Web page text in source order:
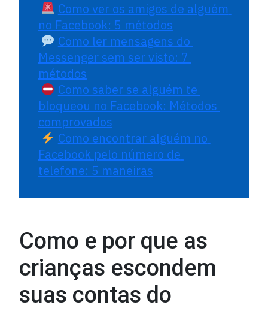
Como ver os amigos de alguém
no Facebook: 5 métodos
Como ler mensagens do
Messenger sem ser visto: 7
métodos
Como saber se alguém te
bloqueou no Facebook: Métodos
comprovados
Como encontrar alguém no
Facebook pelo número de
telefone: 5 maneiras
Como e por que as
crianças escondem
suas contas do